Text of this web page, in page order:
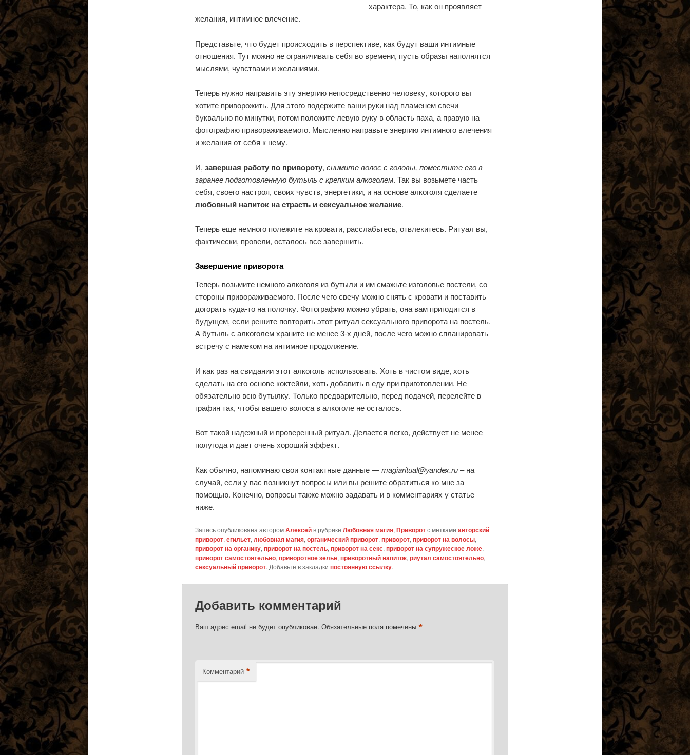
характера. То, как он проявляет
желания, интимное влечение.
Представьте, что будет происходить в перспективе, как будут ваши интимные
отношения. Тут можно не ограничивать себя во времени, пусть образы наполнятся
мыслями, чувствами и желаниями.
Теперь нужно направить эту энергию непосредственно человеку, которого вы
хотите приворожить. Для этого подержите ваши руки над пламенем свечи
буквально по минутки, потом положите левую руку в область паха, а правую на
фотографию привораживаемого. Мысленно направьте энергию интимного влечения
и желания от себя к нему.
И, завершая работу по привороту, снимите волос с головы, поместите его в
заранее подготовленную бутыль с крепким алкоголем. Так вы возьмете часть
себя, своего настроя, своих чувств, энергетики, и на основе алкоголя сделаете
любовный напиток на страсть и сексуальное желание.
Теперь еще немного полежите на кровати, расслабьтесь, отвлекитесь. Ритуал вы,
фактически, провели, осталось все завершить.
Завершение приворота
Теперь возьмите немного алкоголя из бутыли и им смажьте изголовье постели, со
стороны привораживаемого. После чего свечу можно снять с кровати и поставить
догорать куда-то на полочку. Фотографию можно убрать, она вам пригодится в
будущем, если решите повторить этот ритуал сексуального приворота на постель.
А бутыль с алкоголем храните не менее 3-х дней, после чего можно спланировать
встречу с намеком на интимное продолжение.
И как раз на свидании этот алкоголь использовать. Хоть в чистом виде, хоть
сделать на его основе коктейли, хоть добавить в еду при приготовлении. Не
обязательно всю бутылку. Только предварительно, перед подачей, перелейте в
графин так, чтобы вашего волоса в алкоголе не осталось.
Вот такой надежный и проверенный ритуал. Делается легко, действует не менее
полугода и дает очень хороший эффект.
Как обычно, напоминаю свои контактные данные —magiaritual@yandex.ru– на
случай, если у вас возникнут вопросы или вы решите обратиться ко мне за
помощью. Конечно, вопросы также можно задавать и в комментариях у статье
ниже.
Запись опубликована авторомАлексейв рубрике Любовная магия, Приворотс метками авторский
приворот, егильет, любовная магия, органический приворот, приворот, приворот на волосы,
приворот на органику, приворот на постель, приворот на секс, приворот на супружеское ложе,
приворот самостоятельно, приворотное зелье, приворотный напиток, риутал самостоятельно,
сексуальный приворот. Добавьте в закладки постоянную ссылку.
Добавить комментарий
Ваш адрес email не будет опубликован. Обязательные поля помечены *
Комментарий *